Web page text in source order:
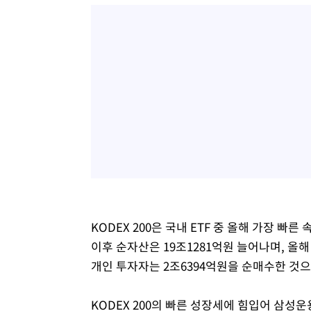
KODEX 200은 국내 ETF 중 올해 가장 빠른
이후 순자산은 19조1281억원 늘어나며, 올
개인 투자자는 2조6394억원을 순매수한 것
KODEX 200의 빠른 성장세에 힘입어 삼성